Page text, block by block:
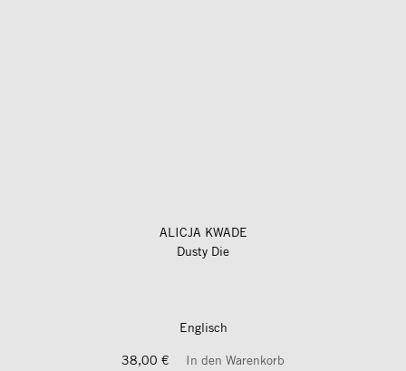
ALICJA KWADE
Dusty Die
Englisch
38,00 €
In den Warenkorb